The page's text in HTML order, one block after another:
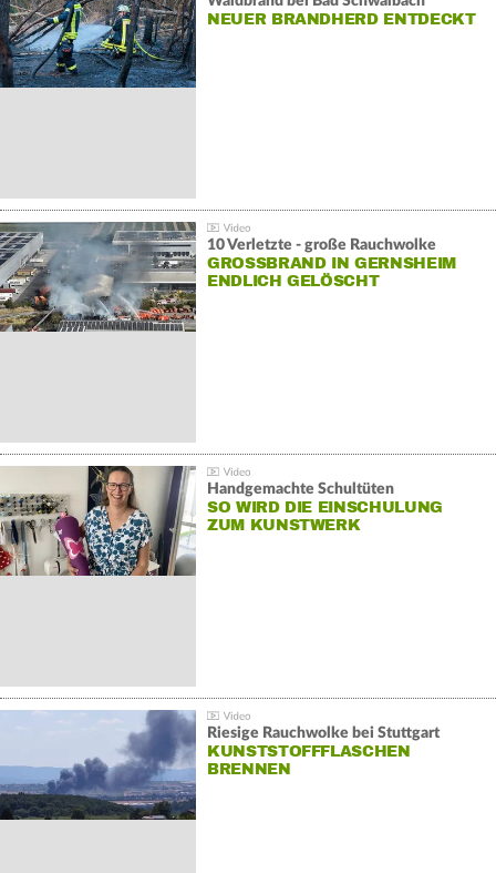
NEUER BRANDHERD ENTDECKT
10 Verletzte - große Rauchwolke
GROSSBRAND IN GERNSHEIM E
NDLICH GELÖSCHT
Handgemachte Schultüten
SO WIRD DIE EINSCHULUNG
ZUM KUNSTWERK
Riesige Rauchwolke bei Stuttgart
KUNSTSTOFFFLASCHEN
BRENNEN